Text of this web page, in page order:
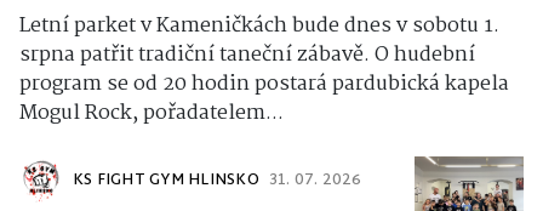
Letní parket v Kameničkách bude dnes v sobotu 1.
srpna patřit tradiční taneční zábavě. O hudební
program se od 20 hodin postará pardubická kapela
Mogul Rock, pořadatelem...
KS FIGHT GYM HLINSKO 31. 07. 2026